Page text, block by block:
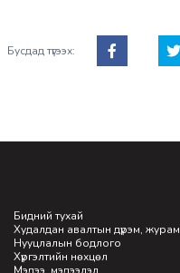
Бидний тухай
Худалдан авалтын дүрэм, журам
Нууцлалын бодлого
Хүргэлтийн нөхцөл